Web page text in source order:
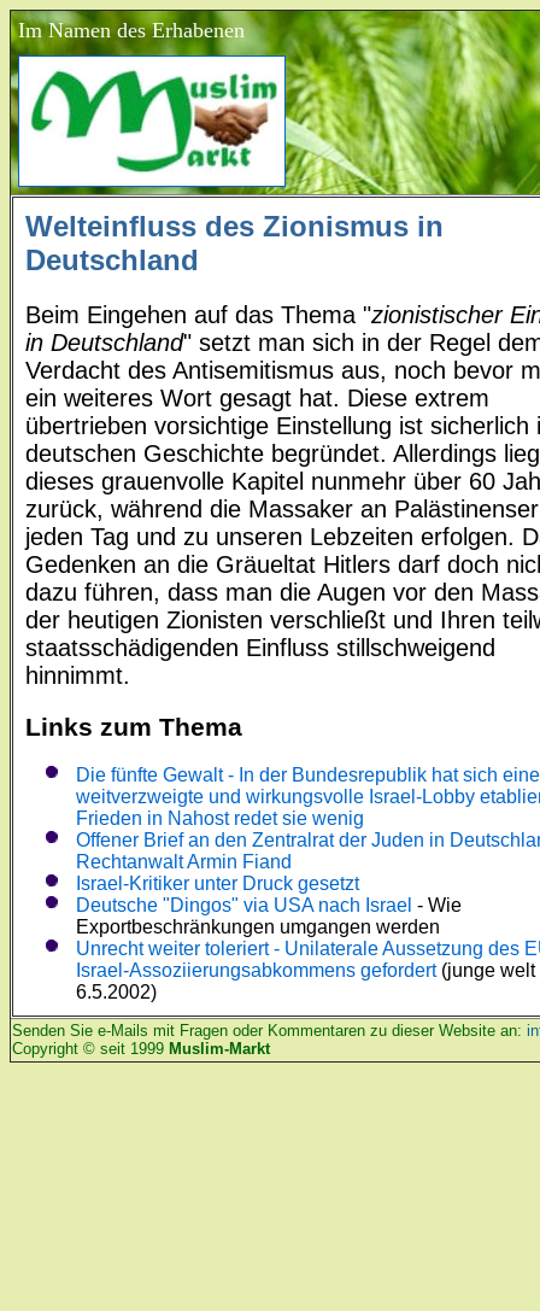
Im Namen des Erhabenen
Welteinfluss des Zionismus in
Deutschland
Beim Eingehen auf das Thema "zionistischer
in Deutschland" setzt man sich in der Regel
Verdacht des Antisemitismus aus, noch bevor
ein weiteres Wort gesagt hat. Diese extrem
übertrieben vorsichtige Einstellung ist sicherlich
deutschen Geschichte begründet. Allerdings
dieses grauenvolle Kapitel nunmehr über 60
zurück, während die Massaker an
jeden Tag und zu unseren Lebzeiten erfolgen.
Gedenken an die Gräueltat Hitlers darf doch
dazu führen, dass man die Augen vor den
der heutigen Zionisten verschließt und Ihren
staatsschädigenden Einfluss stillschweigend
hinnimmt.
Links zum Thema
Die fünfte Gewalt - In der Bundesrepublik hat sich eine
weitverzweigte und wirkungsvolle Israel-Lobby
Frieden in Nahost redet sie wenig
Offener Brief an den Zentralrat der Juden in
Rechtanwalt Armin Fiand
Israel-Kritiker unter Druck gesetzt
Deutsche "Dingos" via USA nach Israel - Wie
Exportbeschränkungen umgangen werden
Unrecht weiter toleriert - Unilaterale Aussetzung des
Israel-Assoziierungsabkommens gefordert(junge welt
6.5.2002)
Senden Sie e-Mails mit Fragen oder Kommentaren zu dieser Website an:
Copyright © seit 1999 Muslim-Markt